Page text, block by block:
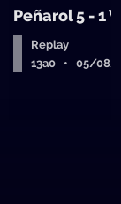
Peñarol 5 - 1
Replay
13a0 • 05/08/